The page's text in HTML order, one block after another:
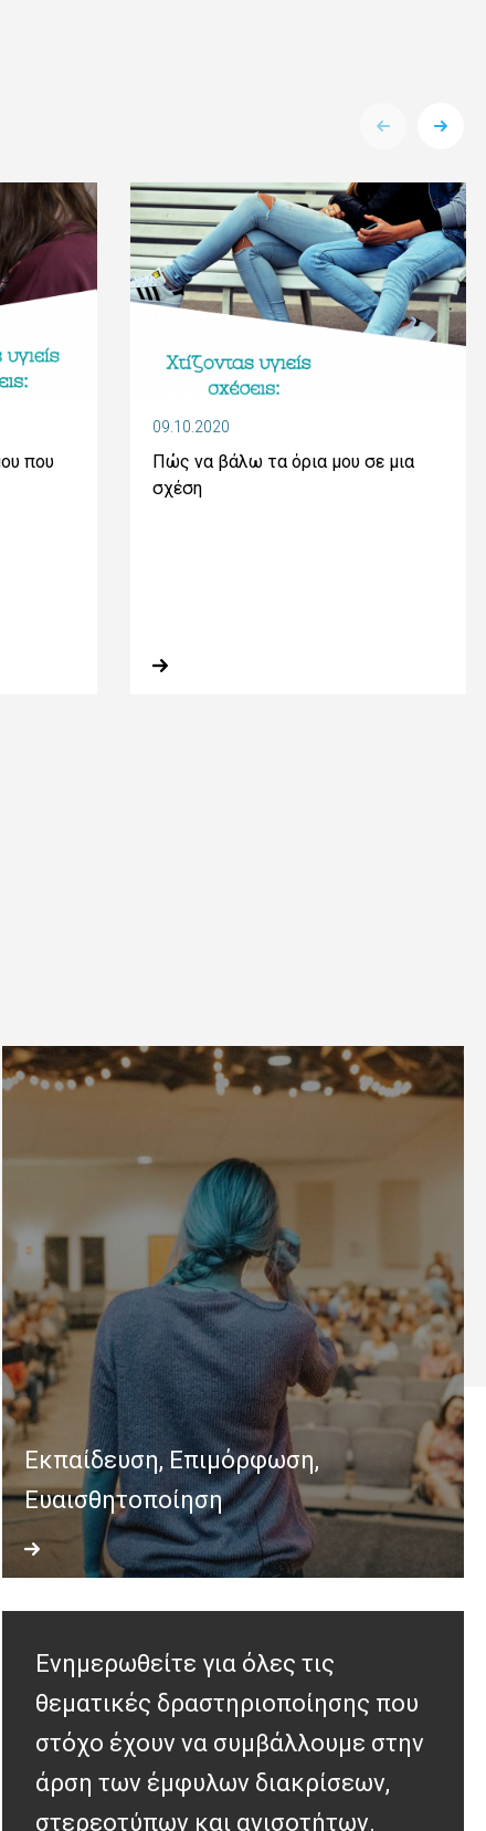
που
09.10.2020
Πώς να βάλω τα όρια μου σε μια
σχέση
Εκπαίδευση, Επιμόρφωση,
Ευαισθητοποίηση
Ενημερωθείτε για όλες τις
θεματικές δραστηριοποίησης που
στόχο έχουν να συμβάλλουμε στην
άρση των έμφυλων διακρίσεων,
στερεοτύπων και ανισοτήτων.